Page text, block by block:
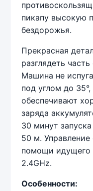
пикапу высокую
бездорожья.
Прекрасная
разглядеть
Машина не
под углом до
обеспечивают
заряда
30 минут
50 м.
помощи идущего
2.4GHz.
Особенности: